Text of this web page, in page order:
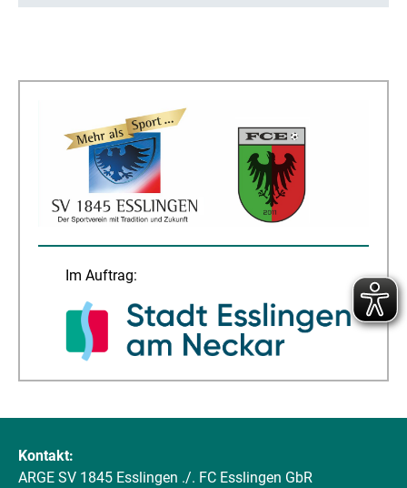
Im Auftrag:
Kontakt:
ARGE SV 1845 Esslingen ./. FC Esslingen GbR